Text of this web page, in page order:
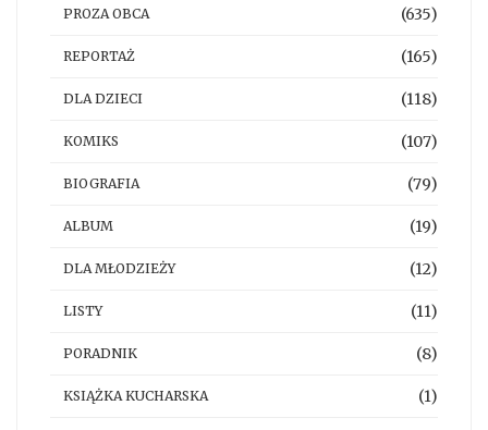
PROZA OBCA (635)
REPORTAŻ (165)
DLA DZIECI (118)
KOMIKS (107)
BIOGRAFIA (79)
ALBUM (19)
DLA MŁODZIEŻY (12)
LISTY (11)
PORADNIK (8)
KSIĄŻKA KUCHARSKA (1)